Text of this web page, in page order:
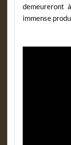
demeureront
immense